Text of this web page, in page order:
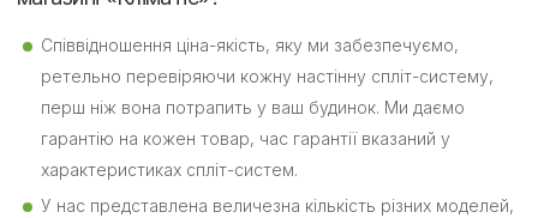
Співвідношення ціна-якість, яку ми забезпечуємо,
ретельно перевіряючи кожну настінну спліт-систему,
перш ніж вона потрапить у ваш будинок. Ми даємо
гарантію на кожен товар, час гарантії вказаний у
характеристиках спліт-систем.
У нас представлена величезна кількість різних моделей,